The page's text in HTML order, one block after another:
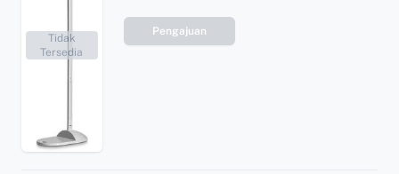
Tidak
Tersedia
Pengajuan